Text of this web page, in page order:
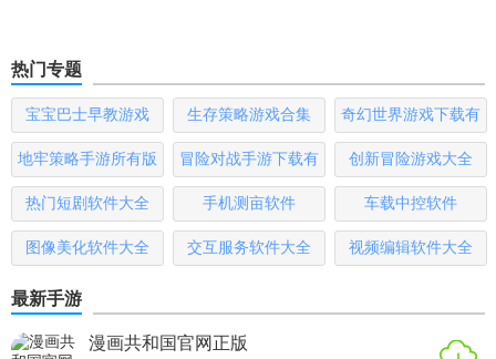
热门专题
宝宝巴士早教游戏 生存策略游戏合集
奇幻世界游戏下载有
哪些
地牢策略手游所有版
本
冒险对战手游下载有
哪些
创新冒险游戏大全
热门短剧软件大全 手机测亩软件 车载中控软件
图像美化软件大全 交互服务软件大全 视频编辑软件大全
最新手游
漫画共和国官网正版